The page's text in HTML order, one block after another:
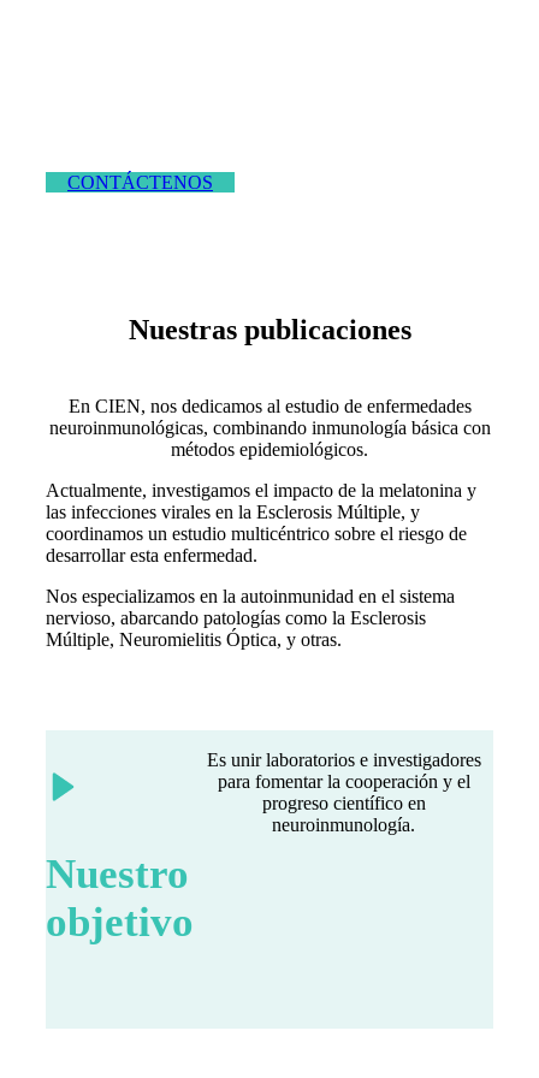
CONTÁCTENOS
Nuestras publicaciones
En CIEN, nos dedicamos al estudio de enfermedades
neuroinmunológicas, combinando inmunología básica con
métodos epidemiológicos.
Actualmente, investigamos el impacto de la melatonina y
las infecciones virales en la Esclerosis Múltiple, y
coordinamos un estudio multicéntrico sobre el riesgo de
desarrollar esta enfermedad.
Nos especializamos en la autoinmunidad en el sistema
nervioso, abarcando patologías como la Esclerosis
Múltiple, Neuromielitis Óptica, y otras.
Nuestro
objetivo
Es unir laboratorios e investigadores
para fomentar la cooperación y el
progreso científico en
neuroinmunología.